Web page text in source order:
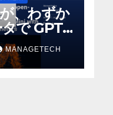
、わずか
で GPT-
回る新し
ース モ
ス |
MANAGETECH